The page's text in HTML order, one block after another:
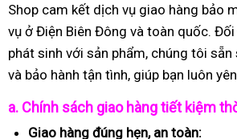
Shop cam kết dịch vụ giao hàng bảo
vụ ở Điện Biên Đông và toàn quốc.
phát sinh với sản phẩm, chúng tôi
và bảo hành tận tình, giúp bạn luôn
a. Chính sách giao hàng tiết kiệm
Giao hàng đúng hẹn, an toàn: